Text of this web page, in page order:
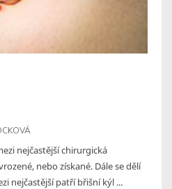
nejčastější chirurgická
nebo získané. Dále se dělí
nejčastější patří břišní kýl ...